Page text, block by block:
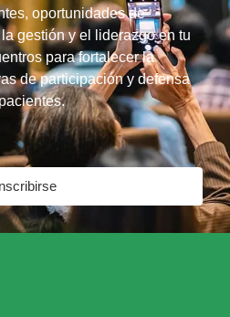
oportunidades de
gestión y el liderazgo en tu
para fortalecer la
de participación y defensa